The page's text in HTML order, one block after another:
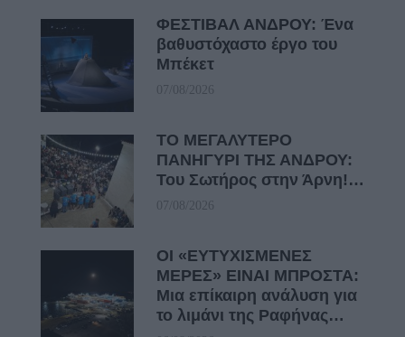
ΦΕΣΤΙΒΑΛ ΑΝΔΡΟΥ: Ένα
βαθυστόχαστο έργο του
Μπέκετ
07/08/2026
ΤΟ ΜΕΓΑΛΥΤΕΡΟ
ΠΑΝΗΓΥΡΙ ΤΗΣ ΑΝΔΡΟΥ:
Του Σωτήρος στην Άρνη!…
07/08/2026
ΟΙ «ΕΥΤΥΧΙΣΜΕΝΕΣ
ΜΕΡΕΣ» ΕΙΝΑΙ ΜΠΡΟΣΤΑ:
Μια επίκαιρη ανάλυση για
το λιμάνι της Ραφήνας…